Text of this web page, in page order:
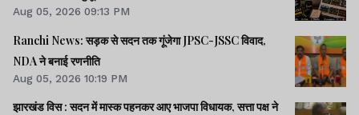
Aug 05, 2026 09:13 PM
Ranchi News: सड़क से सदन तक गूंजेगा JPSC-JSSC विवाद,
NDA ने बनाई रणनीति
Aug 05, 2026 10:19 PM
झारखंड विस : सदन में मास्क पहनकर आए भाजपा विधायक, सत्ता पक्ष ने